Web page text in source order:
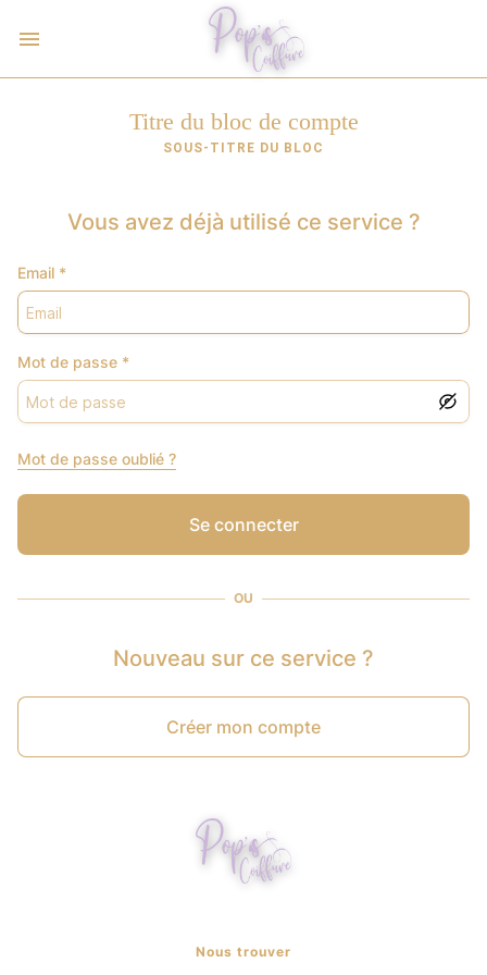
Titre du bloc de compte
SOUS-TITRE DU BLOC
Vous avez déjà utilisé ce service ?
Email *
Mot de passe *
Se connecter
Mot de passe oublié ?
OU
Nouveau sur ce service ?
Créer mon compte
Nous trouver